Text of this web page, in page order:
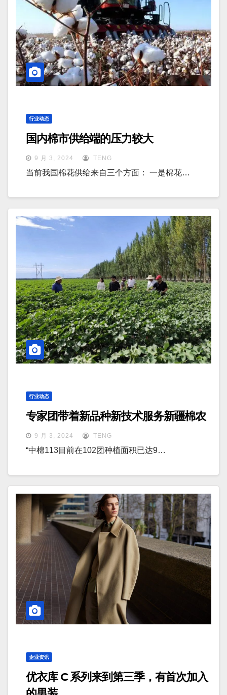
行业动态
国内棉市供给端的压力较大
9 月 3, 2024 TENG
当前我国棉花供给来自三个方面： 一是棉花…
行业动态
专家团带着新品种新技术服务新疆棉农
9 月 3, 2024 TENG
“中棉113目前在102团种植面积已达9…
企业资讯
优衣库 C 系列来到第三季，有首次加入